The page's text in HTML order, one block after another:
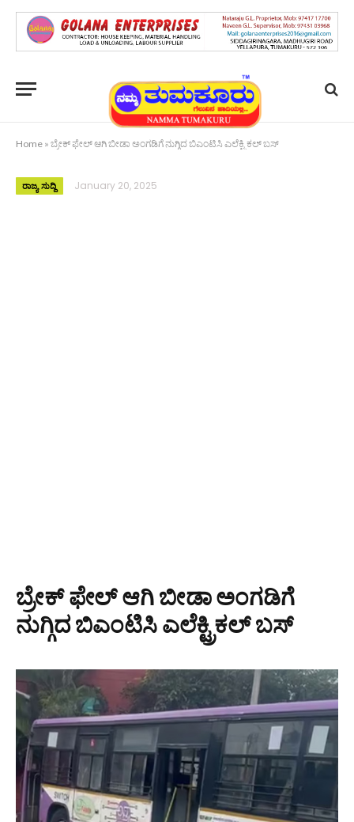
Home » ಬ್ರೇಕ್ ಫೇಲ್ ಆಗಿ ಬೀಡಾ ಅಂಗಡಿಗೆ ನುಗ್ಗಿದ ಬಿಎಂಟಿಸಿ ಎಲೆಕ್ಟ್ರಿಕಲ್ ಬಸ್
ರಾಜ್ಯ ಸುದ್ದಿ January 20, 2025
ಬ್ರೇಕ್ ಫೇಲ್ ಆಗಿ ಬೀಡಾ ಅಂಗಡಿಗೆ
ನುಗ್ಗಿದ ಬಿಎಂಟಿಸಿ ಎಲೆಕ್ಟ್ರಿಕಲ್ ಬಸ್